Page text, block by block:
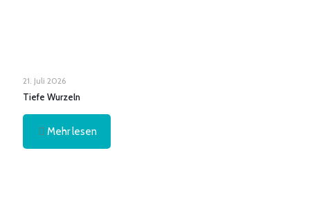
21. Juli 2026
Tiefe Wurzeln
Mehr lesen